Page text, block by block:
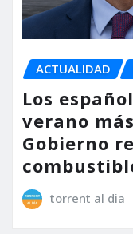
ACTUALIDAD
Los
verano
Gobierno
torrent al dia